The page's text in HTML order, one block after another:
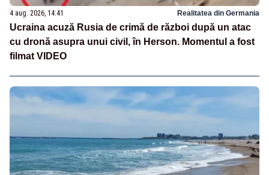
4 aug. 2026, 14:41 Realitatea din Germania
Ucraina acuză Rusia de crimă de război după un atac
cu dronă asupra unui civil, în Herson. Momentul a fost
filmat VIDEO